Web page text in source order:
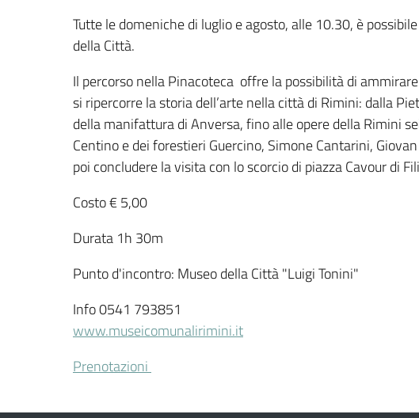
Tutte le domeniche di luglio e agosto, alle 10.30, è
della Città.
Il percorso nella Pinacoteca offre la possibilità di
si ripercorre la storia dell’arte nella città di Rimini: dalla
della manifattura di Anversa, fino alle opere della Rimini
Centino e dei forestieri Guercino, Simone Cantarini,
poi concludere la visita con lo scorcio di piazza Cavour di
Costo € 5,00
Durata 1h 30m
Punto d'incontro: Museo della Città "Luigi Tonini"
Info 0541 793851
www.museicomunalirimini.it
Prenotazioni